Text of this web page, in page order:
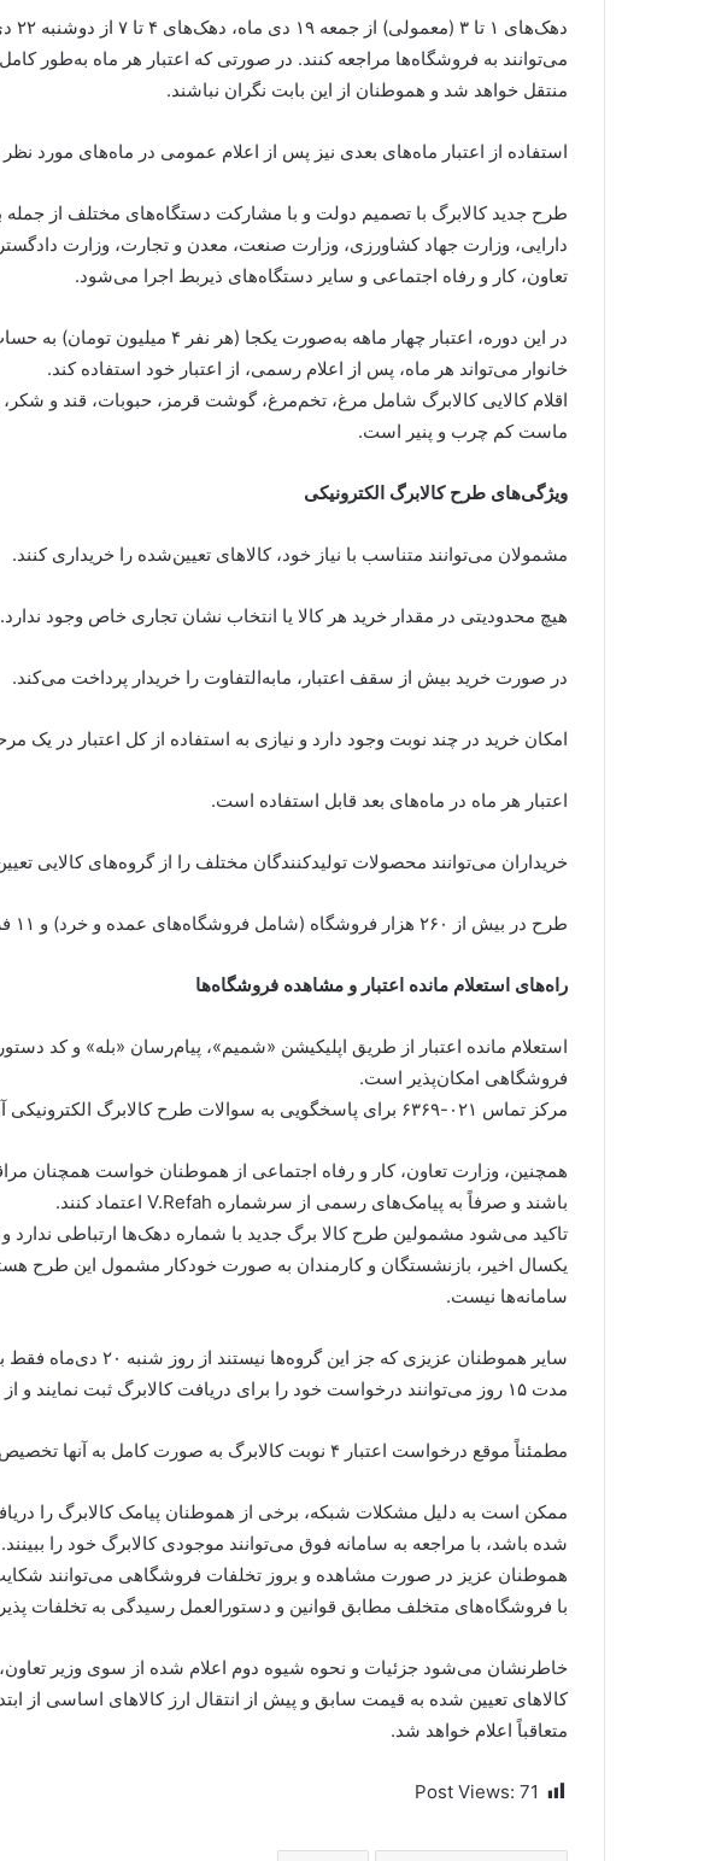
می‌توانند به فروشگاه‌ها مراجعه کنند. در صورتی که اعتبار هر ماه به‌طور
منتقل خواهد شد و هموطنان از این بابت نگران نباشند.
استفاده از اعتبار ماه‌های بعدی نیز پس از اعلام عمومی در ماه‌های مورد
طرح جدید کالابرگ با تصمیم دولت و با مشارکت دستگاه‌های مختلف از جمله
دارایی، وزارت جهاد کشاورزی، وزارت صنعت، معدن و تجارت، وزارت
تعاون، کار و رفاه اجتماعی و سایر دستگاه‌های ذیربط اجرا می‌شود.
در این دوره، اعتبار چهار ماهه به‌صورت
خانوار می‌تواند هر ماه، پس از اعلام رسمی، از اعتبار خود استفاده کند.
اقلام کالایی کالابرگ شامل مرغ، تخم‌مرغ، گوشت قرمز، حبوبات، قند و
ماست کم چرب و پنیر است.
ویژگی‌های طرح کالابرگ الکترونیکی
مشمولان می‌توانند متناسب با نیاز خود، کالاهای تعیین‌شده را خریداری کنند.
هیچ محدودیتی در مقدار خرید هر کالا یا انتخاب نشان تجاری خاص وجود ندارد.
در صورت خرید بیش از سقف اعتبار، مابه‌التفاوت را خریدار پرداخت می‌کند.
امکان خرید در چند نوبت وجود دارد و نیازی به استفاده از کل اعتبار در یک
اعتبار هر ماه در ماه‌های بعد قابل استفاده است.
خریداران می‌توانند محصولات تولیدکنندگان مختلف را از گروه‌های کالایی
طرح در بیش از ۲۶۰ هزار فروشگاه (شامل فروشگاه‌های عمده و خرد) و ۱۱ فروشگاه زنجیره‌ای اجرا می‌شود.
راه‌های استعلام مانده اعتبار و مشاهده فروشگاه‌ها
فروشگاهی امکان‌پذیر است.
مرکز تماس ۰۲۱-۶۳۶۹ برای پاسخگویی به سوالات طرح کالابرگ الکترونیکی آماده است.
همچنین، وزارت تعاون، کار و رفاه اجتماعی از هموطنان خواست همچنان
باشند و صرفاً به پیامک‌های رسمی از سرشماره V.Refah اعتماد کنند.
تاکید می‌شود مشمولین طرح کالا برگ جدید با شماره دهک‌ها ارتباطی ندارد
یکسال اخیر، بازنشستگان و کارمندان به صورت خودکار مشمول این طرح
سامانه‌ها نیست.
مدت ۱۵ روز می‌توانند درخواست خود را برای دریافت کالابرگ ثبت نمایند و از مراجعه حضوری به ادارات بپرهیزند.
مطمئناً موقع درخواست اعتبار ۴ نوبت کالابرگ به صورت کامل به آنها تخصیص می‌یابد.
ممکن است به دلیل مشکلات شبکه، برخی از هموطنان پیامک کالابرگ را
شده باشد، با مراجعه به سامانه فوق می‌توانند موجودی کالابرگ خود را ببینند.
هموطنان عزیز در صورت مشاهده و بروز تخلفات فروشگاهی می‌توانند
با فروشگاه‌های متخلف مطابق قوانین و دستورالعمل رسیدگی به تخلفات
خاطرنشان می‌شود جزئیات و نحوه شیوه دوم اعلام شده از سوی وزیر تعاون،
کالاهای تعیین شده به قیمت سابق و پیش از انتقال ارز کالاهای اساسی از
متعاقباً اعلام خواهد شد.
Post Views: 71